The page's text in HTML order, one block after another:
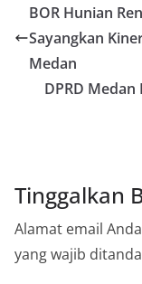
kolektif
Republik
situasi
warga
Sambangi
BOR Hunian
Sayangkan
Medan
DPRD
Tinggalkan
Alamat email
yang wajib